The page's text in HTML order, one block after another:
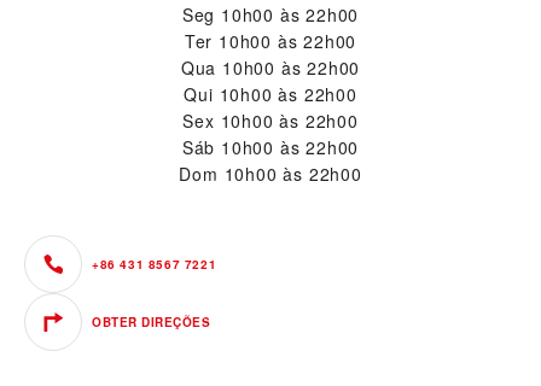
Seg 10h00 às 22h00
Ter 10h00 às 22h00
Qua 10h00 às 22h00
Qui 10h00 às 22h00
Sex 10h00 às 22h00
Sáb 10h00 às 22h00
Dom 10h00 às 22h00
+86 431 8567 7221
OBTER DIREÇÕES